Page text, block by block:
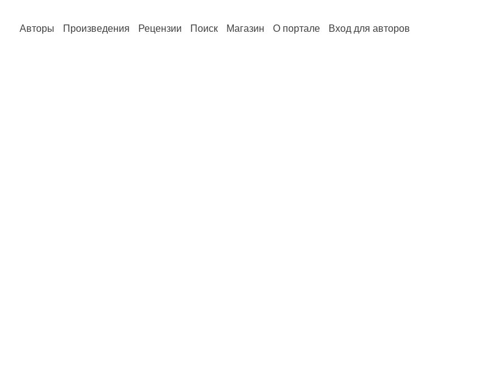
Авторы Произведения Рецензии Поиск Магазин О портале Вход для авторов